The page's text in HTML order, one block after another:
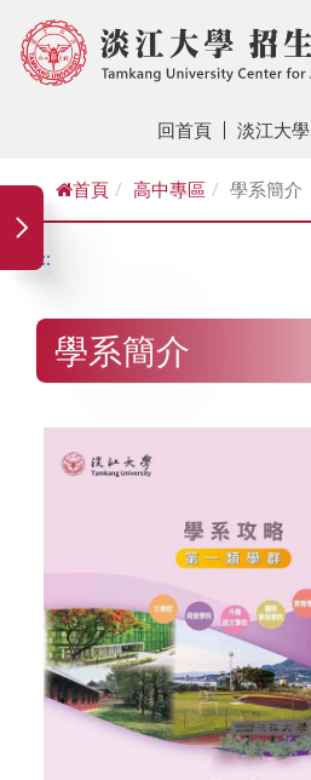
回首頁 淡江大學
首頁 高中專區 學系簡介
:::
學系簡介